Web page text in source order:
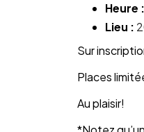
Heure :
Lieu :
Sur
Places
Au plaisir!